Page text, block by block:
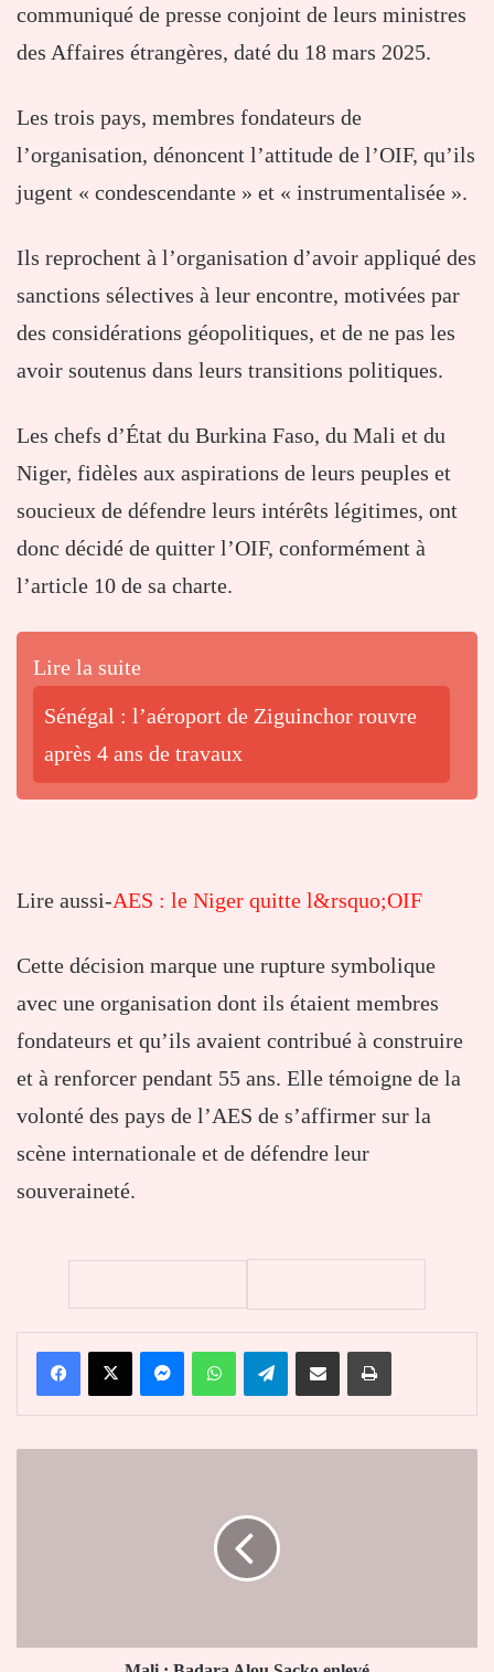
communiqué de presse conjoint de leurs ministres
des Affaires étrangères, daté du 18 mars 2025.
Les trois pays, membres fondateurs de
l’organisation, dénoncent l’attitude de l’OIF, qu’ils
jugent « condescendante » et « instrumentalisée ».
Ils reprochent à l’organisation d’avoir appliqué des
sanctions sélectives à leur encontre, motivées par
des considérations géopolitiques, et de ne pas les
avoir soutenus dans leurs transitions politiques.
Les chefs d’État du Burkina Faso, du Mali et du
Niger, fidèles aux aspirations de leurs peuples et
soucieux de défendre leurs intérêts légitimes, ont
donc décidé de quitter l’OIF, conformément à
l’article 10 de sa charte.
Lire la suite
Sénégal : l’aéroport de Ziguinchor rouvre
après 4 ans de travaux
Lire aussi-AES : le Niger quitte l&rsquo;OIF
Cette décision marque une rupture symbolique
avec une organisation dont ils étaient membres
fondateurs et qu’ils avaient contribué à construire
et à renforcer pendant 55 ans. Elle témoigne de la
volonté des pays de l’AES de s’affirmer sur la
scène internationale et de défendre leur
souveraineté.
FacebookX MessengerWhatsAppTelegramPartager par email Imprimer